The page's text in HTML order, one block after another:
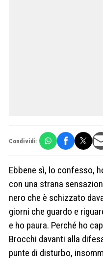
Condividi:
Ebbene sì, lo confesso,
con una strana
nero che è schizzato
giorni che guardo e
e ho paura. Perché ho
Brocchi davanti alla
punte di disturbo,